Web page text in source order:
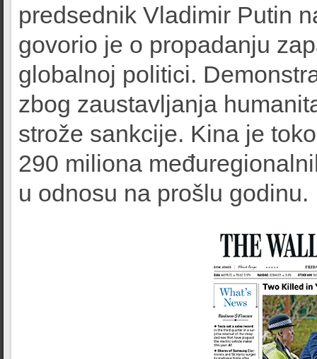
predsednik Vladimir Putin
govorio je o propadanju
globalnoj politici.
zbog zaustavljanja
strože sankcije. Kina je
290 miliona
u odnosu na prošlu godinu.